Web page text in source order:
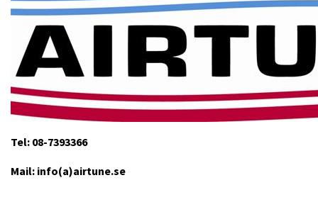
Tel: 08-7393366
Mail: info(a)airtune.se